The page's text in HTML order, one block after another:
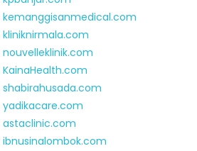
kemanggisanmedical.com
kliniknirmala.com
nouvelleklinik.com
KainaHealth.com
shabirahusada.com
yadikacare.com
astaclinic.com
ibnusinalombok.com